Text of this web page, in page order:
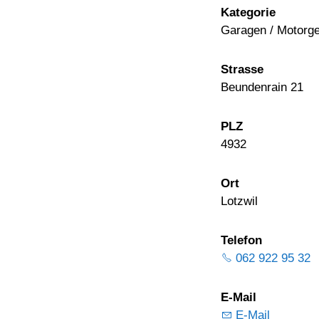
Kategorie
Garagen /
Strasse
Beundenrain 21
PLZ
4932
Ort
Lotzwil
Telefon
062 922 95 32
E-Mail
E-Mail